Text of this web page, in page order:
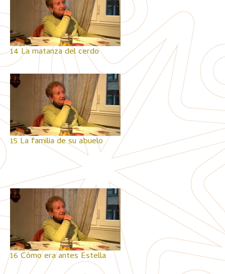
14 La matanza del cerdo
15 La familia de su abuelo
16 Cómo era antes Estella